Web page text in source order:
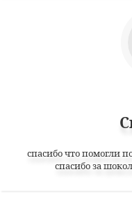
спасибо что помогли
спасибо за